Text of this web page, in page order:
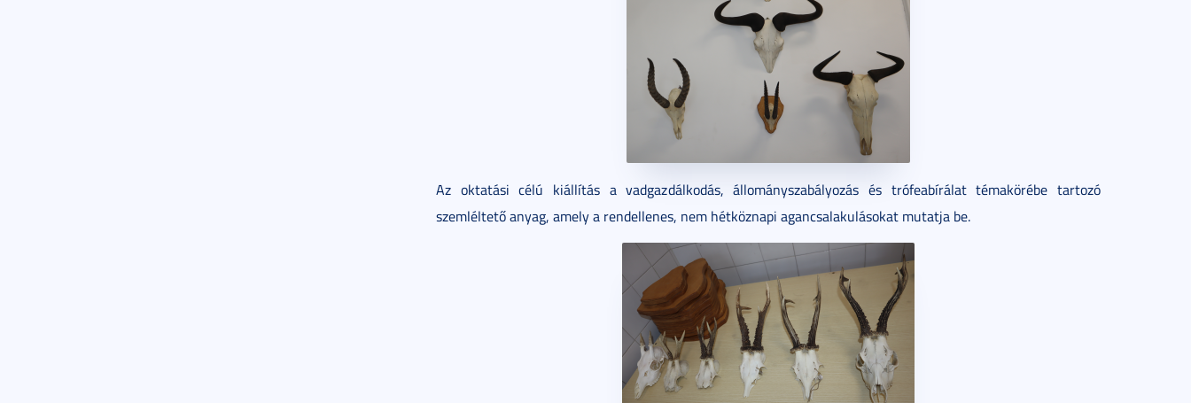
Az oktatási célú kiállítás a vadgazdálkodás, állományszabályozás és trófeabírálat témakörébe tartozó
szemléltető anyag, amely a rendellenes, nem hétköznapi agancsalakulásokat mutatja be.